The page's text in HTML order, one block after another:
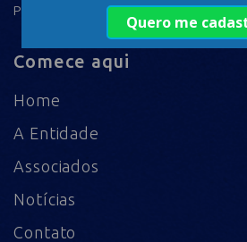
POLÍTICA DE PRIVACIDADE
Comece aqui
Home
A Entidade
Associados
Notícias
Contato